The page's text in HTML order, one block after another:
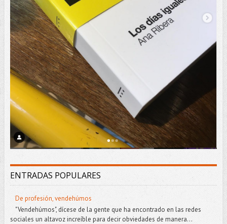
ENTRADAS POPULARES
De profesión, vendehúmos
"Vendehúmos", dícese de la gente que ha encontrado en las redes
sociales un altavoz increíble para decir obviedades de manera...